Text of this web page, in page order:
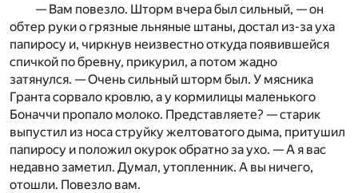
— Вам повезло. Шторм вчера был сильный, — он
обтер руки о грязные льняные штаны, достал из-за уха
папиросу и, чиркнув неизвестно откуда появившейся
спичкой по бревну, прикурил, а потом жадно
затянулся. — Очень сильный шторм был. У мясника
Гранта сорвало кровлю, а у кормилицы маленького
Боначчи пропало молоко. Представляете? — старик
выпустил из носа струйку желтоватого дыма, притушил
папиросу и положил окурок обратно за ухо. — А я вас
недавно заметил. Думал, утопленник. А вы ничего,
отошли. Повезло вам.